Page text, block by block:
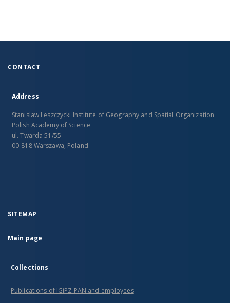
CONTACT
Address
Stanislaw Leszczycki Institute of Geography and Spatial Organization
Polish Academy of Science
ul. Twarda 51/55
00-818 Warszawa, Poland
SITEMAP
Main page
Collections
Publications of IGiPZ PAN and employees